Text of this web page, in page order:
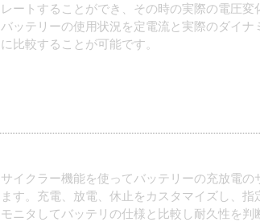
レートすることができ、その時の実際の電圧変
バッテリーの使用状況を定電流と実際のダイ
に比較することが可能です。
サイクラー機能を使ってバッテリーの充放電
ます。充電、放電、休止をカスタマイズし、
モニタしてバッテリの仕様と比較し耐久性を